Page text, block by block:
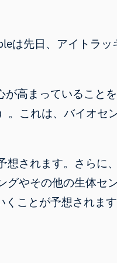
は先日、 アイトラッ
が高まっていること
。これは、バイオセ
想されます。さらに
グやその他の生体セ
ことが予想されます